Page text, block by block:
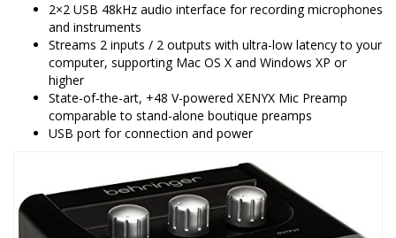
2×2 USB 48kHz audio interface for recording microphones
and instruments
Streams 2 inputs / 2 outputs with ultra-low latency to your
computer, supporting Mac OS X and Windows XP or
higher
State-of-the-art, +48 V-powered XENYX Mic Preamp
comparable to stand-alone boutique preamps
USB port for connection and power